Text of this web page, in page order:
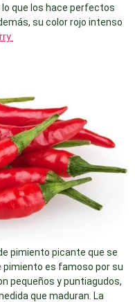
que los hace perfectos
su color rojo intenso
pimiento picante que se
es famoso por su
pequeños y puntiagudos,
que maduran. La